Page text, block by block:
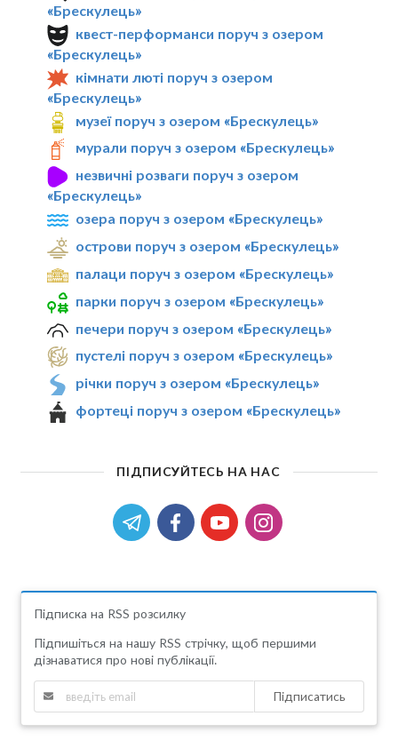
«Брескулeць»
квест-перформанси поруч з озером
«Брескулeць»
кімнати люті поруч з озером
«Брескулeць»
музеї поруч з озером «Брескулeць»
мурали поруч з озером «Брескулeць»
незвичні розваги поруч з озером
«Брескулeць»
озера поруч з озером «Брескулeць»
острови поруч з озером «Брескулeць»
палаци поруч з озером «Брескулeць»
парки поруч з озером «Брескулeць»
печери поруч з озером «Брескулeць»
пустелі поруч з озером «Брескулeць»
річки поруч з озером «Брескулeць»
фортеці поруч з озером «Брескулeць»
ПІДПИСУЙТЕСЬ НА НАС
Підписка на RSS розсилку
Підпишіться на нашу RSS стрічку, щоб першими
дізнаватися про нові публікації.
Підписатись